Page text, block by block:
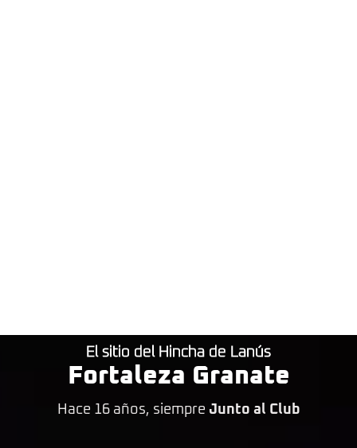
El sitio del Hincha de Lanús
Fortaleza Granate
Hace 16 años, siempre Junto al Club